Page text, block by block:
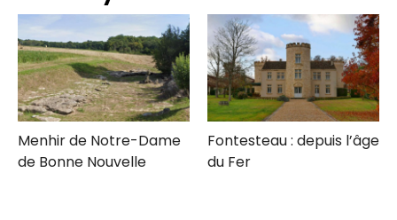
Menhir de Notre-Dame
de Bonne Nouvelle
Fontesteau : depuis l’âge
du Fer